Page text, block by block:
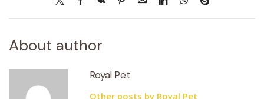
About author
Royal Pet
Other posts by Royal Pet